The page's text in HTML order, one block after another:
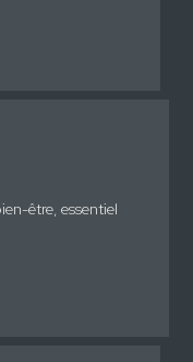
être, essentiel